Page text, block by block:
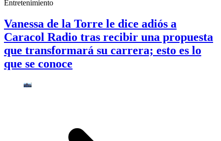
Entretenimiento
Vanessa de la Torre le dice adiós a
Caracol Radio tras recibir una propuesta
que transformará su carrera; esto es lo
que se conoce